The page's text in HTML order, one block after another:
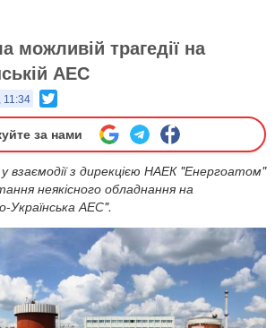
можливій трагедії на
АЕС
11:34
за нами
взаємодії з дирекцією НАЕК "Енергоатом"
неякісного обладнання на
Українська АЕС".